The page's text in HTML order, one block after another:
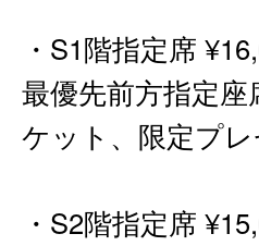
・S1階指定席
最優先前方指定
ケット、限定プ
・S2階指定席